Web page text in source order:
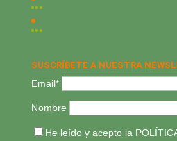
SUSCRÍBETE A NUESTRA
Email*
Nombre
He leído y acepto la